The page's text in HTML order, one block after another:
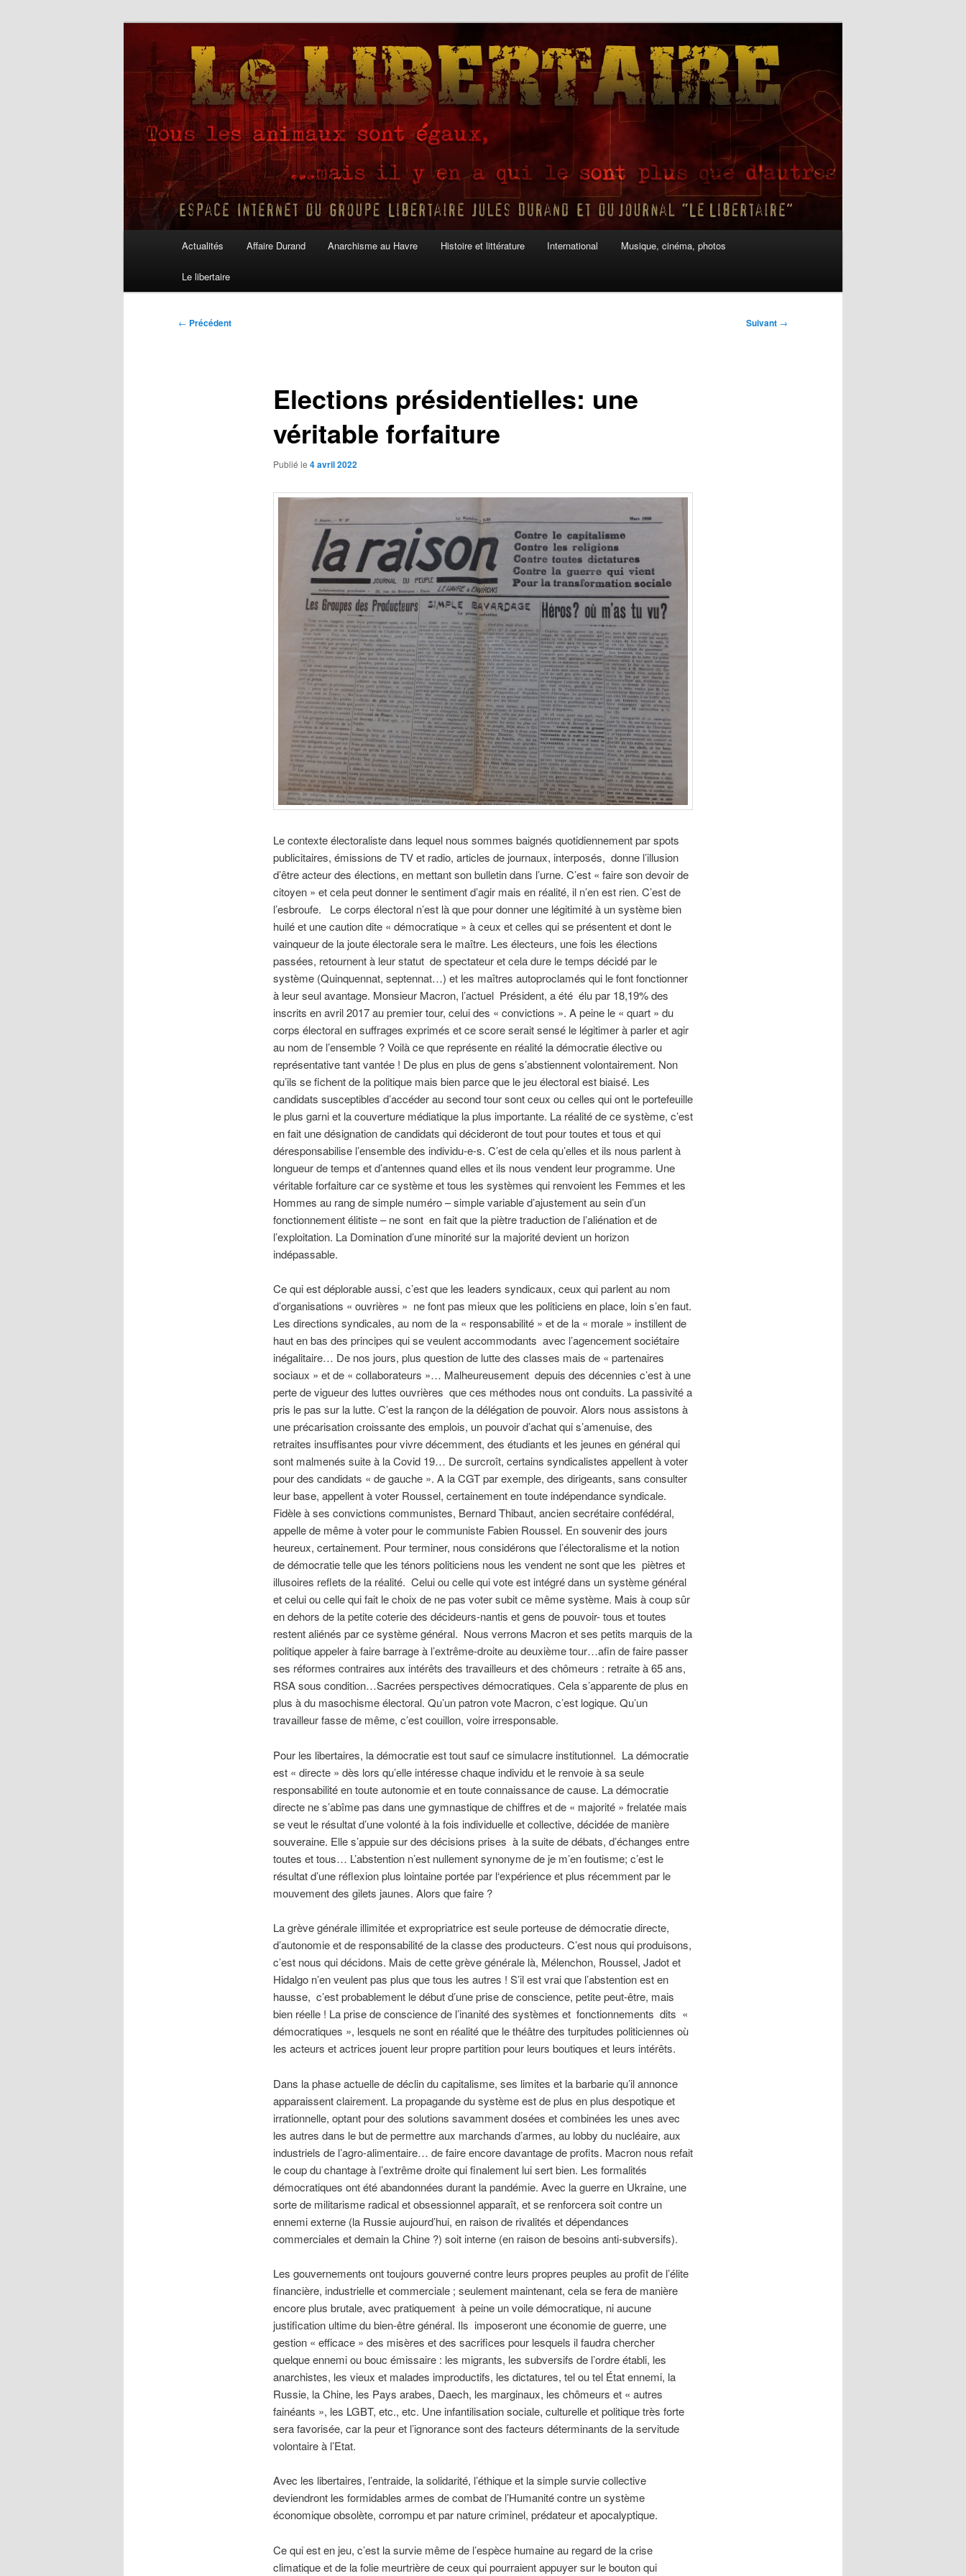
Le Libertaire
Actualités Affaire Durand Anarchisme au Havre Histoire et littérature International Musique, cinéma, photos
Le libertaire
Navigation
← Précédent Suivant →
Elections présidentielles: une
véritable forfaiture
Publié le 4 avril 2022
Le contexte électoraliste dans lequel nous sommes baignés quotidiennement par spots
publicitaires, émissions de TV et radio, articles de journaux, interposés, donne l’illusion
d’être acteur des élections, en mettant son bulletin dans l’urne. C’est « faire son devoir de
citoyen » et cela peut donner le sentiment d’agir mais en réalité, il n’en est rien. C’est de
l’esbroufe. Le corps électoral n’est là que pour donner une légitimité à un système bien
huilé et une caution dite « démocratique » à ceux et celles qui se présentent et dont le
vainqueur de la joute électorale sera le maître. Les électeurs, une fois les élections
passées, retournent à leur statut de spectateur et cela dure le temps décidé par le
système (Quinquennat, septennat…) et les maîtres autoproclamés qui le font fonctionner
à leur seul avantage. Monsieur Macron, l’actuel Président, a été élu par 18,19% des
inscrits en avril 2017 au premier tour, celui des « convictions ». A peine le « quart » du
corps électoral en suffrages exprimés et ce score serait sensé le légitimer à parler et agir
au nom de l’ensemble ? Voilà ce que représente en réalité la démocratie élective ou
représentative tant vantée ! De plus en plus de gens s’abstiennent volontairement. Non
qu’ils se fichent de la politique mais bien parce que le jeu électoral est biaisé. Les
candidats susceptibles d’accéder au second tour sont ceux ou celles qui ont le portefeuille
le plus garni et la couverture médiatique la plus importante. La réalité de ce système, c’est
en fait une désignation de candidats qui décideront de tout pour toutes et tous et qui
déresponsabilise l’ensemble des individu-e-s. C’est de cela qu’elles et ils nous parlent à
longueur de temps et d’antennes quand elles et ils nous vendent leur programme. Une
véritable forfaiture car ce système et tous les systèmes qui renvoient les Femmes et les
Hommes au rang de simple numéro – simple variable d’ajustement au sein d’un
fonctionnement élitiste – ne sont en fait que la piètre traduction de l’aliénation et de
l’exploitation. La Domination d’une minorité sur la majorité devient un horizon
indépassable.
Ce qui est déplorable aussi, c’est que les leaders syndicaux, ceux qui parlent au nom
d’organisations « ouvrières » ne font pas mieux que les politiciens en place, loin s’en faut.
Les directions syndicales, au nom de la « responsabilité » et de la « morale » instillent de
haut en bas des principes qui se veulent accommodants avec l’agencement sociétaire
inégalitaire… De nos jours, plus question de lutte des classes mais de « partenaires
sociaux » et de « collaborateurs »… Malheureusement depuis des décennies c’est à une
perte de vigueur des luttes ouvrières que ces méthodes nous ont conduits. La passivité a
pris le pas sur la lutte. C’est la rançon de la délégation de pouvoir. Alors nous assistons à
une précarisation croissante des emplois, un pouvoir d’achat qui s’amenuise, des
retraites insuffisantes pour vivre décemment, des étudiants et les jeunes en général qui
sont malmenés suite à la Covid 19… De surcroît, certains syndicalistes appellent à voter
pour des candidats « de gauche ». A la CGT par exemple, des dirigeants, sans consulter
leur base, appellent à voter Roussel, certainement en toute indépendance syndicale.
Fidèle à ses convictions communistes, Bernard Thibaut, ancien secrétaire confédéral,
appelle de même à voter pour le communiste Fabien Roussel. En souvenir des jours
heureux, certainement. Pour terminer, nous considérons que l’électoralisme et la notion
de démocratie telle que les ténors politiciens nous les vendent ne sont que les piètres et
illusoires reflets de la réalité. Celui ou celle qui vote est intégré dans un système général
et celui ou celle qui fait le choix de ne pas voter subit ce même système. Mais à coup sûr
en dehors de la petite coterie des décideurs-nantis et gens de pouvoir- tous et toutes
restent aliénés par ce système général. Nous verrons Macron et ses petits marquis de la
politique appeler à faire barrage à l’extrême-droite au deuxième tour…afin de faire passer
ses réformes contraires aux intérêts des travailleurs et des chômeurs : retraite à 65 ans,
RSA sous condition…Sacrées perspectives démocratiques. Cela s’apparente de plus en
plus à du masochisme électoral. Qu’un patron vote Macron, c’est logique. Qu’un
travailleur fasse de même, c’est couillon, voire irresponsable.
Pour les libertaires, la démocratie est tout sauf ce simulacre institutionnel. La démocratie
est « directe » dès lors qu’elle intéresse chaque individu et le renvoie à sa seule
responsabilité en toute autonomie et en toute connaissance de cause. La démocratie
directe ne s’abîme pas dans une gymnastique de chiffres et de « majorité » frelatée mais
se veut le résultat d’une volonté à la fois individuelle et collective, décidée de manière
souveraine. Elle s’appuie sur des décisions prises à la suite de débats, d’échanges entre
toutes et tous… L’abstention n’est nullement synonyme de je m’en foutisme; c’est le
résultat d’une réflexion plus lointaine portée par l‘expérience et plus récemment par le
mouvement des gilets jaunes. Alors que faire ?
La grève générale illimitée et expropriatrice est seule porteuse de démocratie directe,
d’autonomie et de responsabilité de la classe des producteurs. C’est nous qui produisons,
c’est nous qui décidons. Mais de cette grève générale là, Mélenchon, Roussel, Jadot et
Hidalgo n’en veulent pas plus que tous les autres ! S’il est vrai que l’abstention est en
hausse, c’est probablement le début d’une prise de conscience, petite peut-être, mais
bien réelle ! La prise de conscience de l’inanité des systèmes et fonctionnements dits «
démocratiques », lesquels ne sont en réalité que le théâtre des turpitudes politiciennes où
les acteurs et actrices jouent leur propre partition pour leurs boutiques et leurs intérêts.
Dans la phase actuelle de déclin du capitalisme, ses limites et la barbarie qu’il annonce
apparaissent clairement. La propagande du système est de plus en plus despotique et
irrationnelle, optant pour des solutions savamment dosées et combinées les unes avec
les autres dans le but de permettre aux marchands d’armes, au lobby du nucléaire, aux
industriels de l’agro-alimentaire… de faire encore davantage de profits. Macron nous refait
le coup du chantage à l’extrême droite qui finalement lui sert bien. Les formalités
démocratiques ont été abandonnées durant la pandémie. Avec la guerre en Ukraine, une
sorte de militarisme radical et obsessionnel apparaît, et se renforcera soit contre un
ennemi externe (la Russie aujourd’hui, en raison de rivalités et dépendances
commerciales et demain la Chine ?) soit interne (en raison de besoins anti-subversifs).
Les gouvernements ont toujours gouverné contre leurs propres peuples au profit de l’élite
financière, industrielle et commerciale ; seulement maintenant, cela se fera de manière
encore plus brutale, avec pratiquement à peine un voile démocratique, ni aucune
justification ultime du bien-être général. Ils imposeront une économie de guerre, une
gestion « efficace » des misères et des sacrifices pour lesquels il faudra chercher
quelque ennemi ou bouc émissaire : les migrants, les subversifs de l’ordre établi, les
anarchistes, les vieux et malades improductifs, les dictatures, tel ou tel État ennemi, la
Russie, la Chine, les Pays arabes, Daech, les marginaux, les chômeurs et « autres
fainéants », les LGBT, etc., etc. Une infantilisation sociale, culturelle et politique très forte
sera favorisée, car la peur et l’ignorance sont des facteurs déterminants de la servitude
volontaire à l’Etat.
Avec les libertaires, l’entraide, la solidarité, l’éthique et la simple survie collective
deviendront les formidables armes de combat de l’Humanité contre un système
économique obsolète, corrompu et par nature criminel, prédateur et apocalyptique.
Ce qui est en jeu, c’est la survie même de l’espèce humaine au regard de la crise
climatique et de la folie meurtrière de ceux qui pourraient appuyer sur le bouton qui